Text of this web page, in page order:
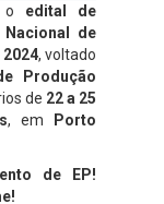
o edital de
de
2024, voltado
Produção
de 22 a 25
, em
Porto
de EP!